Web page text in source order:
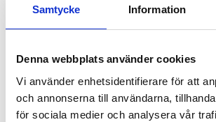
Samtycke Information
Denna webbplats använder cookies
Vi använder enhetsidentifierare för att
och annonserna till användarna,
för sociala medier och analysera vår
Rätt Start Servis Bamse Ballong
349kr